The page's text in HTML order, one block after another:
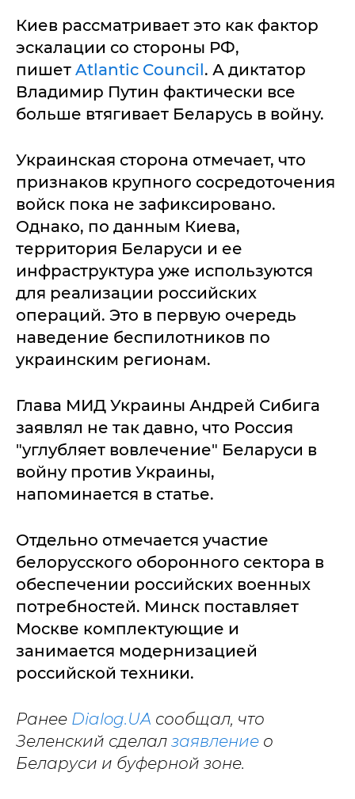
Киев рассматривает это как фактор
эскалации со стороны РФ,
пишет Atlantic Council. А диктатор
Владимир Путин фактически все
больше втягивает Беларусь в войну.
Украинская сторона отмечает, что
признаков крупного сосредоточения
войск пока не зафиксировано.
Однако, по данным Киева,
территория Беларуси и ее
инфраструктура уже используются
для реализации российских
операций. Это в первую очередь
наведение беспилотников по
украинским регионам.
Глава МИД Украины Андрей Сибига
заявлял не так давно, что Россия
"углубляет вовлечение" Беларуси в
войну против Украины,
напоминается в статье.
Отдельно отмечается участие
белорусского оборонного сектора в
обеспечении российских военных
потребностей. Минск поставляет
Москве комплектующие и
занимается модернизацией
российской техники.
Ранее Dialog.UA сообщал, что
Зеленский сделал заявление о
Беларуси и буферной зоне.